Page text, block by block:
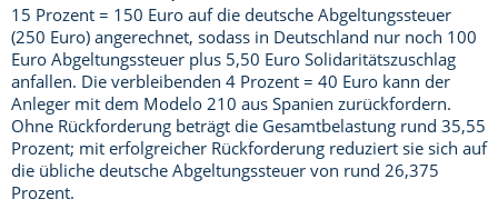
15 Prozent = 150 Euro auf die deutsche Abgeltungssteuer
(250 Euro) angerechnet, sodass in Deutschland nur noch 100
Euro Abgeltungssteuer plus 5,50 Euro Solidaritätszuschlag
anfallen. Die verbleibenden 4 Prozent = 40 Euro kann der
Anleger mit dem Modelo 210 aus Spanien zurückfordern.
Ohne Rückforderung beträgt die Gesamtbelastung rund 35,55
Prozent; mit erfolgreicher Rückforderung reduziert sie sich auf
die übliche deutsche Abgeltungssteuer von rund 26,375
Prozent.